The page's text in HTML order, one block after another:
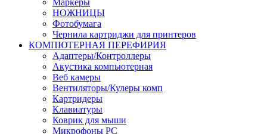
Маркеры
НОЖНИЦЫ
Фотобумага
Чернила картриджи для принтеров
КОМПЮТЕРНАЯ ПЕРЕФИРИЯ
Адаптеры/Контроллеры
Акустика компьютерная
Веб камеры
Вентиляторы/Кулеры комп
Картридеры
Клавиатуры
Коврик для мыши
Микрофоны PC